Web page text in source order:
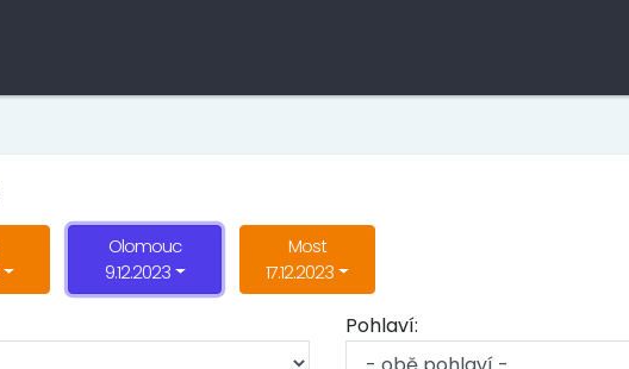
Olomouc
9.12.2023
Most
17.12.2023
Pohlaví: